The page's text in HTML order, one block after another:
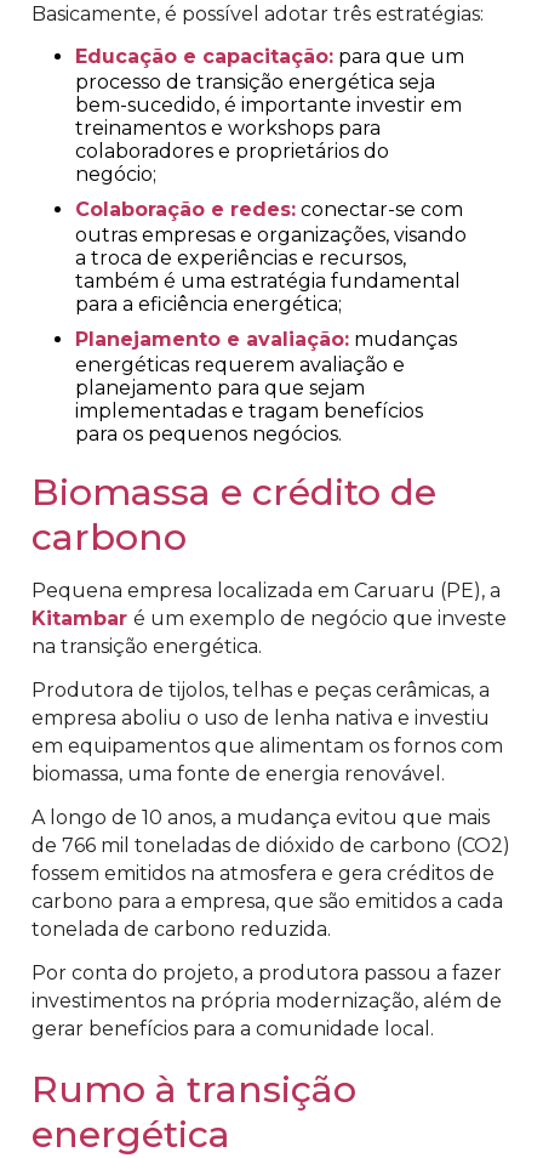
Basicamente, é possível adotar três estratégias:
Educação e capacitação: para que um
processo de transição energética seja
bem-sucedido, é importante investir em
treinamentos e workshops para
colaboradores e proprietários do
negócio;
Colaboração e redes: conectar-se com
outras empresas e organizações, visando
a troca de experiências e recursos,
também é uma estratégia fundamental
para a eficiência energética;
Planejamento e avaliação: mudanças
energéticas requerem avaliação e
planejamento para que sejam
implementadas e tragam benefícios
para os pequenos negócios.
Biomassa e crédito de
carbono
Pequena empresa localizada em Caruaru (PE), a
Kitambar é um exemplo de negócio que investe
na transição energética.
Produtora de tijolos, telhas e peças cerâmicas, a
empresa aboliu o uso de lenha nativa e investiu
em equipamentos que alimentam os fornos com
biomassa, uma fonte de energia renovável.
A longo de 10 anos, a mudança evitou que mais
de 766 mil toneladas de dióxido de carbono (CO2)
fossem emitidos na atmosfera e gera créditos de
carbono para a empresa, que são emitidos a cada
tonelada de carbono reduzida.
Por conta do projeto, a produtora passou a fazer
investimentos na própria modernização, além de
gerar benefícios para a comunidade local.
Rumo à transição
energética